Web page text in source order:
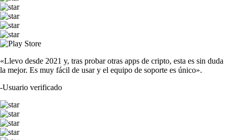
«Llevo desde 2021 y, tras probar otras apps de cripto, esta es sin duda
la mejor. Es muy fácil de usar y el equipo de soporte es único».
-Usuario verificado